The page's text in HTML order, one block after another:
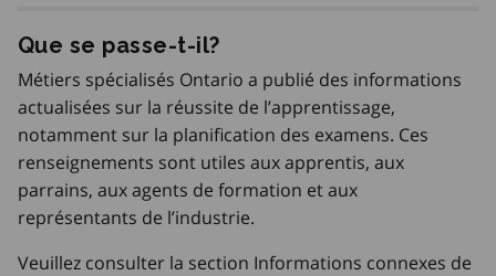
Que se passe-t-il?
Métiers spécialisés Ontario a publié des informations
actualisées sur la réussite de l’apprentissage,
notamment sur la planification des examens. Ces
renseignements sont utiles aux apprentis, aux
parrains, aux agents de formation et aux
représentants de l’industrie.
Veuillez consulter la section Informations connexes de